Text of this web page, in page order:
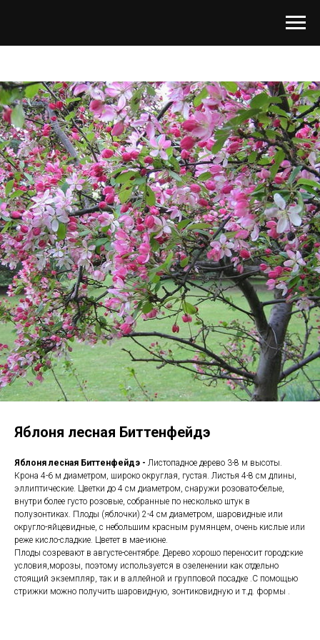
Яблоня лесная Биттенфейдэ
Яблоня лесная Биттенфейдэ - Листопадное дерево 3-8 м высоты.
Крона 4-6 м диаметром, широко округлая, густая. Листья 4-8 см длины,
эллиптические. Цветки до 4 см диаметром, снаружи розовато-белые,
внутри более густо розовые, собранные по несколько штук в
полузонтиках. Плоды (яблочки) 2-4 см диаметром, шаровидные или
округло-яйцевидные, с небольшим красным румянцем, очень кислые или
реже кисло-сладкие. Цветет в мае-июне.
Плоды созревают в августе-сентябре. Дерево хорошо переносит городские
условия,морозы, поэтому используется в озеленении как отдельно
стоящий экземпляр, так и в аллейной и групповой посадке .С помощью
стрижки можно получить шаровидную, зонтиковидную и т.д. формы .